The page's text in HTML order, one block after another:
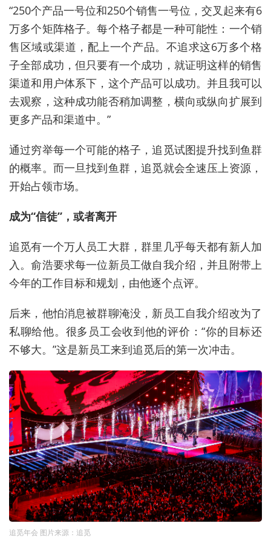
“250个产品一号位和250个销售一号位，交叉起来有6
万多个矩阵格子。每个格子都是一种可能性：一个销
售区域或渠道，配上一个产品。不追求这6万多个格
子全部成功，但只要有一个成功，就证明这样的销售
渠道和用户体系下，这个产品可以成功。并且我可以
去观察，这种成功能否稍加调整，横向或纵向扩展到
更多产品和渠道中。”
通过穷举每一个可能的格子，追觅试图提升找到鱼群
的概率。而一旦找到鱼群，追觅就会全速压上资源，
开始占领市场。
成为“信徒” ，或者离开
追觅有一个万人员工大群，群里几乎每天都有新人加
入。俞浩要求每一位新员工做自我介绍，并且附带上
今年的工作目标和规划，由他逐个点评。
后来，他怕消息被群聊淹没，新员工自我介绍改为了
私聊给他。很多员工会收到他的评价：“你的目标还
不够大。”这是新员工来到追觅后的第一次冲击。
追觅年会 图片来源：追觅